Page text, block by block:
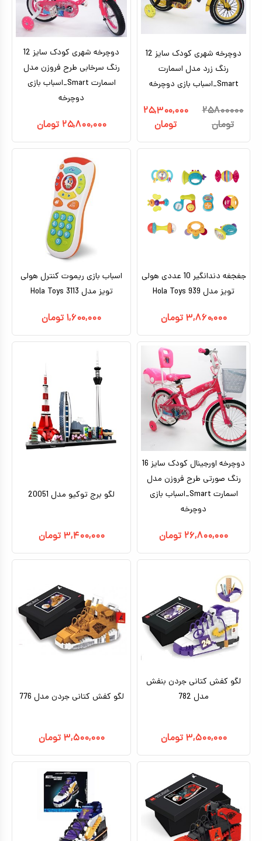
دوچرخه شهری کودک سایز 12
رنگ زرد مدل اسمارت
Smart_اسباب بازی دوچرخه
۲۵۸۰۰۰۰۰
تومان
۲۵,۳۰۰,۰۰۰
تومان
دوچرخه شهری کودک سایز 12
رنگ سرخابی طرح فروزن مدل
اسمارت Smart_اسباب بازی
دوچرخه
۲۵,۸۰۰,۰۰۰ تومان
جغجغه دندانگیر 10 عددی هولی
تویز مدل 939 Hola Toys
۳,۸۶۰,۰۰۰ تومان
اسباب بازی ریموت کنترل هولی
تویز مدل 3113 Hola Toys
۱,۶۰۰,۰۰۰ تومان
دوچرخه اورجینال کودک سایز 16
رنگ صورتی طرح فروزن مدل
اسمارت Smart_اسباب بازی
دوچرخه
۲۶,۸۰۰,۰۰۰ تومان
لگو برج توکیو مدل 20051
۳,۴۰۰,۰۰۰ تومان
لگو کفش کتانی جردن بنفش
مدل 782
۳,۵۰۰,۰۰۰ تومان
لگو کفش کتانی جردن مدل 776
۳,۵۰۰,۰۰۰ تومان